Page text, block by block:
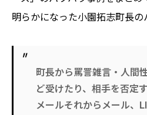
明らかになった小園拓志町長の
町長から罵詈雑言・人間
ど受けたり、相手を否定
メールそれからメール、